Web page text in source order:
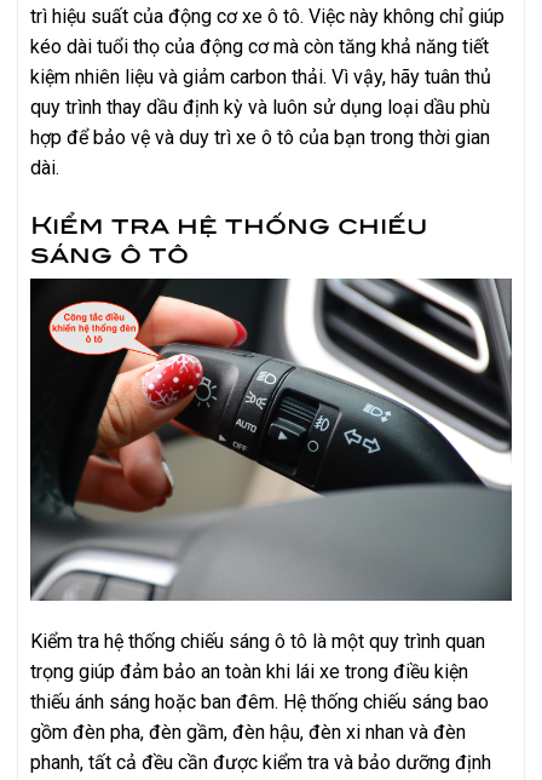
trì hiệu suất của động cơ xe ô tô. Việc này không chỉ giúp
kéo dài tuổi thọ của động cơ mà còn tăng khả năng tiết
kiệm nhiên liệu và giảm carbon thải. Vì vậy, hãy tuân thủ
quy trình thay dầu định kỳ và luôn sử dụng loại dầu phù
hợp để bảo vệ và duy trì xe ô tô của bạn trong thời gian
dài.
Kiểm tra hệ thống chiếu
sáng ô tô
Kiểm tra hệ thống chiếu sáng ô tô là một quy trình quan
trọng giúp đảm bảo an toàn khi lái xe trong điều kiện
thiếu ánh sáng hoặc ban đêm. Hệ thống chiếu sáng bao
gồm đèn pha, đèn gầm, đèn hậu, đèn xi nhan và đèn
phanh, tất cả đều cần được kiểm tra và bảo dưỡng định